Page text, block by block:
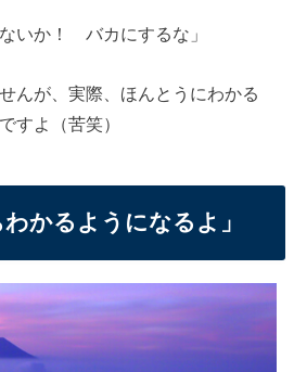
いか！ バカにするな」
んが、実際、ほんとうにわかる
すよ（苦笑）
かるようになるよ」